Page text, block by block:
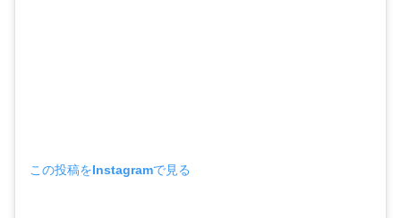
この投稿をInstagramで見る